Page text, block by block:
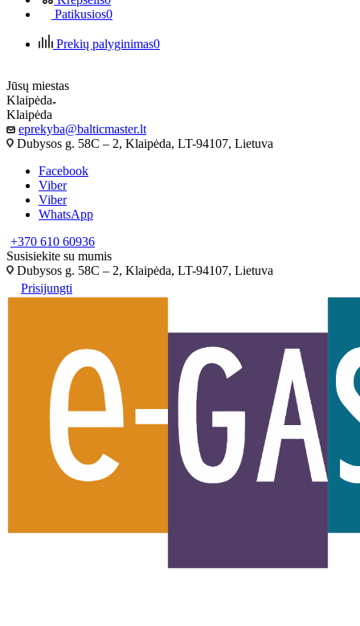
Patikusios0
Prekių palyginimas0
Jūsų miestas
Klaipėda
Klaipėda
eprekyba@balticmaster.lt
Dubysos g. 58C – 2, Klaipėda, LT-94107, Lietuva
Facebook
Viber
Viber
WhatsApp
+370 610 60936
Susisiekite su mumis
Dubysos g. 58C – 2, Klaipėda, LT-94107, Lietuva
Prisijungti